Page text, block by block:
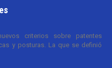
criterios sobre patentes
y posturas. La que se definió